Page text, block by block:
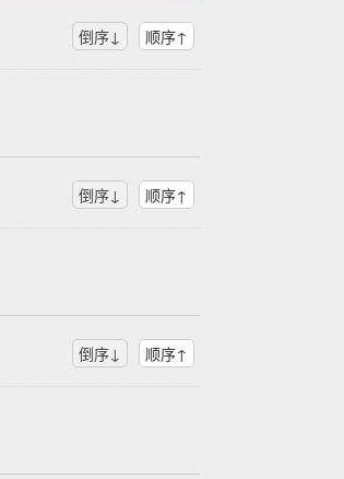
倒序↓ 顺序↑
倒序↓ 顺序↑
倒序↓ 顺序↑